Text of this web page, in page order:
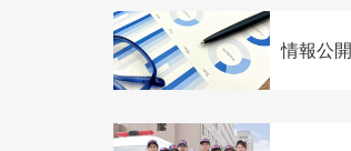
情報公開